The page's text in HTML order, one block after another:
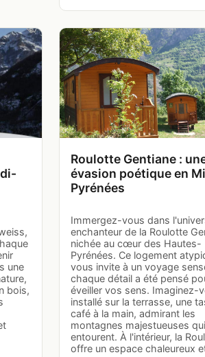
une
bois,
Roulotte Gentiane :
évasion poétique en
Pyrénées
Immergez-vous dans
enchanteur de la Roulotte
nichée au cœur des Hautes-
Pyrénées. Ce logement
vous invite à un voyage
chaque détail a été pensé
éveiller vos sens. Imaginez-
installé sur la terrasse, une
café à la main, admirant les
montagnes majestueuses
entourent. À l'intérieur, la
offre un espace chaleureux